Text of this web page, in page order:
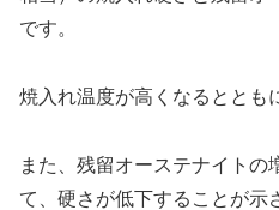
です。
焼入れ温度が高くなるととも
また、残留オーステナイトの
て、硬さが低下することが示